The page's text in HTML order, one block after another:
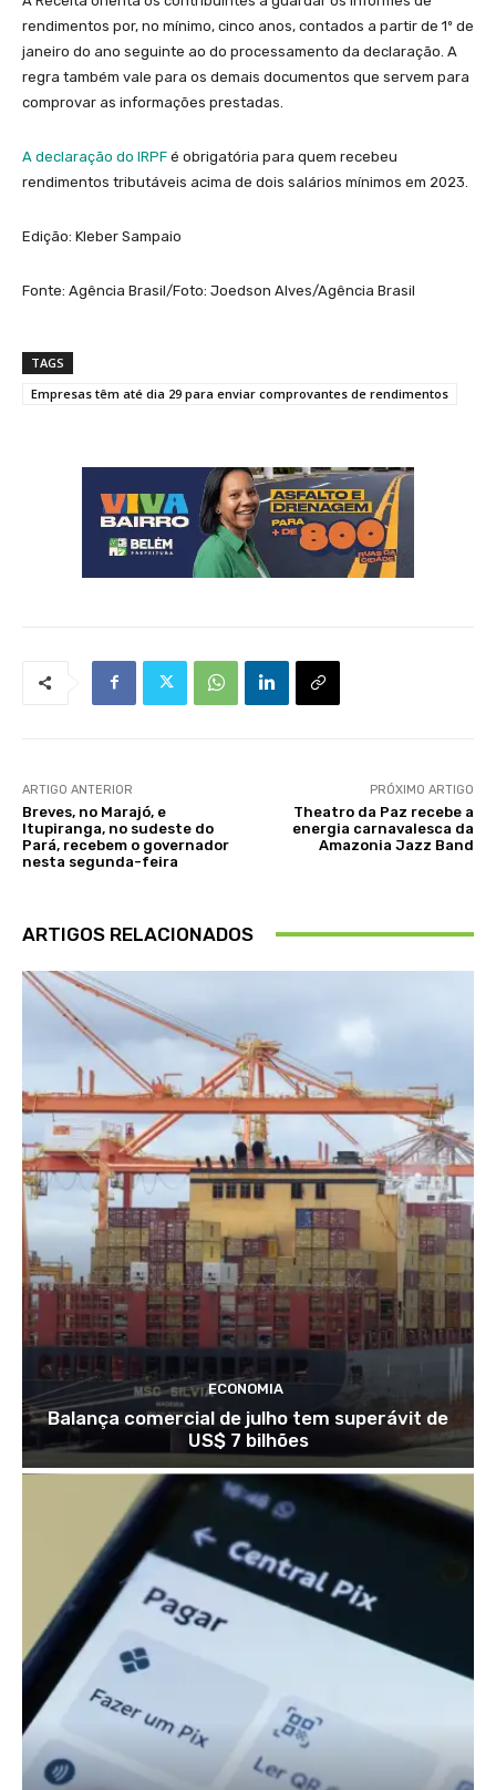
rendimentos por, no mínimo, cinco anos, contados a partir de 1º de
janeiro do ano seguinte ao do processamento da declaração. A
regra também vale para os demais documentos que servem para
comprovar as informações prestadas.
A declaração do IRPF é obrigatória para quem recebeu
rendimentos tributáveis acima de dois salários mínimos em 2023.
Edição: Kleber Sampaio
Fonte: Agência Brasil/Foto: Joedson Alves/Agência Brasil
TAGS
Empresas têm até dia 29 para enviar comprovantes de rendimentos
ARTIGO ANTERIOR
Breves, no Marajó, e
Itupiranga, no sudeste do
Pará, recebem o governador
nesta segunda-feira
PRÓXIMO ARTIGO
Theatro da Paz recebe a
energia carnavalesca da
Amazonia Jazz Band
ARTIGOS RELACIONADOS
ECONOMIA
Balança comercial de julho tem superávit de
US$ 7 bilhões